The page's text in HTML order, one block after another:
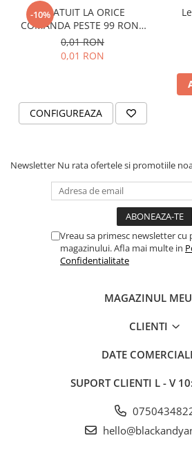
-10%GRATUIT LA ORICE
COMANDA PESTE 99 RON -
Cutie personalizata cadou
Black and Yang
0,01 RON
0,01 RON
CONFIGUREAZA
Newsletter Nu rata ofertele si promotiile
Vreau sa primesc newsletter
magazinului. Afla mai multe in
Confidentialitate
MAGAZINUL MEU
CLIENTI
DATE
SUPORT CLIENTI L - V